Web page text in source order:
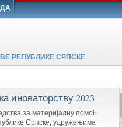
РЕПУБЛИКЕ СРПСКЕ
иноваторству 2023
за материјалну помоћ
Српске, удружењима